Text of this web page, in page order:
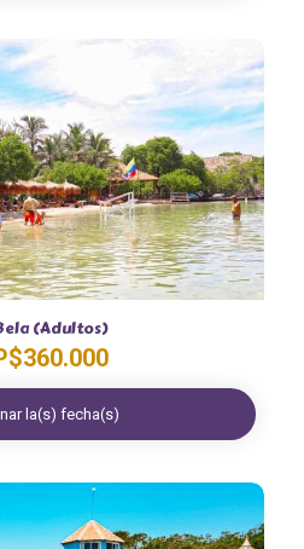
(Adultos)
360.000
la(s) fecha(s)